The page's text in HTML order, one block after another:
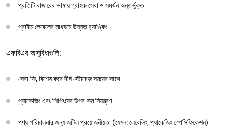
প্রতিটি বাজারের ভাষায় গ্রাহক সেবা ও সমর্থন অন্তর্ভুক্ত
প্রাইম লেবেলের মাধ্যমে উন্নত র‌্যাঙ্কিং
এফবিএর অসুবিধাগুলি:
সেবা ফি, বিশেষ করে দীর্ঘ স্টোরেজ সময়ের সাথে
প্যাকেজিং এবং শিপিংয়ের উপর কম নিয়ন্ত্রণ
পণ্য পরিচালনার জন্য জটিল প্রয়োজনীয়তা (যেমন: লেবেলিং, প্যাকেজিং স্পেসিফিকেশন)